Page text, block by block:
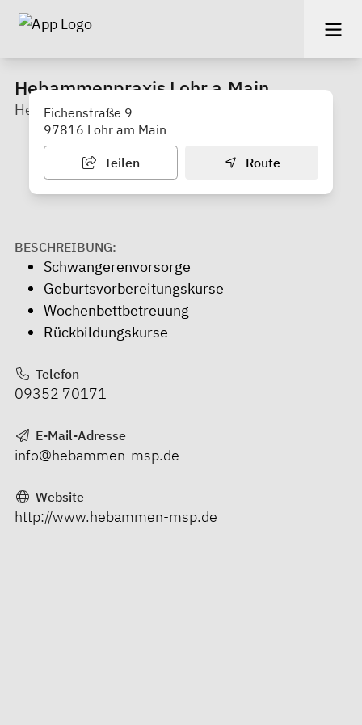
Hebammenpraxis Lohr a.Main
Hebamme Yvonne Gunst
Eichenstraße 9
97816 Lohr am Main
Teilen Route
BESCHREIBUNG:
Schwangerenvorsorge
Geburtsvorbereitungskurse
Wochenbettbetreuung
Rückbildungskurse
Telefon
09352 70171
E-Mail-Adresse
info@hebammen-msp.de
Website
http://www.hebammen-msp.de